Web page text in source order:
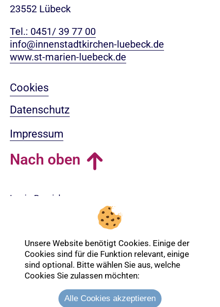
23552 Lübeck
Tel.: 0451/ 39 77 00
info@innenstadtkirchen-luebeck.de
www.st-marien-luebeck.de
Cookies
Datenschutz
Impressum
Nach oben
Login-Bereich
Unsere Website benötigt Cookies. Einige der
Cookies sind für die Funktion relevant, einige
sind optional. Bitte wählen Sie aus, welche
Cookies Sie zulassen möchten:
Alle Cookies akzeptieren